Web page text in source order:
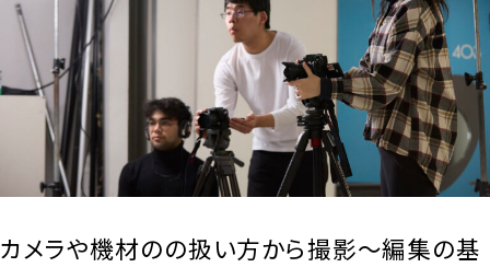
カメラや機材のの扱い方から撮影～編集の基